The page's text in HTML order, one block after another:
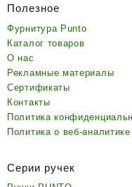
Полезное
Фурнитура Punto
Каталог товаров
О нас
Рекламные материалы
Сертификаты
Контакты
Политика
Политика о веб-
Серии ручек